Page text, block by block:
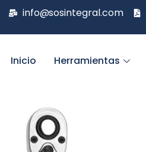
info@sosintegral.com
Inicio Herramientas